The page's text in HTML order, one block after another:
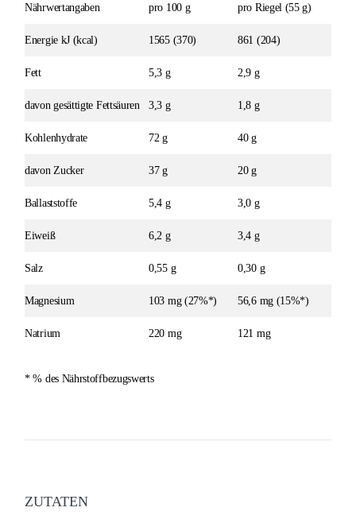
Nährwertangaben pro 100 g pro Riegel (55 g)
Energie kJ (kcal) 1565 (370) 861 (204)
Fett 5,3 g 2,9 g
davon gesättigte Fettsäuren 3,3 g 1,8 g
Kohlenhydrate 72 g 40 g
davon Zucker 37 g 20 g
Ballaststoffe 5,4 g 3,0 g
Eiweiß 6,2 g 3,4 g
Salz 0,55 g 0,30 g
Magnesium 103 mg (27%*) 56,6 mg (15%*)
Natrium 220 mg 121 mg
* % des Nährstoffbezugswerts
ZUTATEN